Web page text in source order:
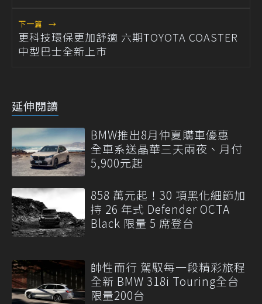
下一篇 →
更科技環保更加舒適 六期TOYOTA COASTER
中型巴士全新上市
延伸閱讀
BMW推出8月仲夏購車優惠
全車系送晶華三天兩夜、月付
5,900元起
858 萬元起！30 項黑化細節加
持 26 年式 Defender OCTA
Black 限量 5 席登台
帥性而行 駕馭每一段精彩旅程
全新 BMW 318i Touring全台
限量200台